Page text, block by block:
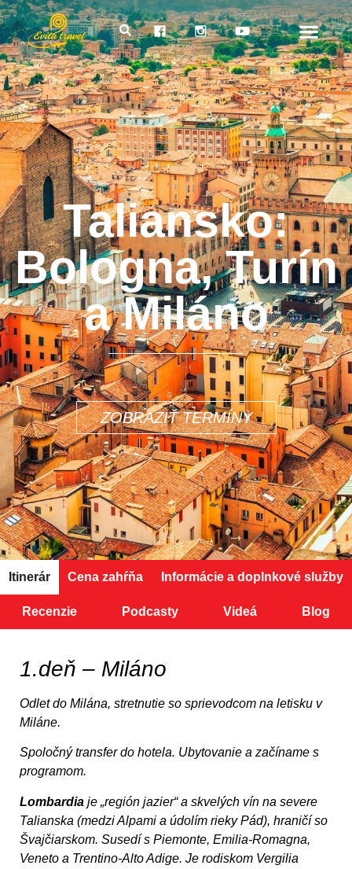
Taliansko:
Bologna, Turín
a Miláno
ZOBRAZIŤ TERMÍNY
Itinerár Cena zahŕňa Informácie a doplnkové služby
Recenzie Podcasty Videá Blog
1.deň – Miláno
Odlet do Milána, stretnutie so sprievodcom na letisku v
Miláne.
Spoločný transfer do hotela. Ubytovanie a začíname s
programom.
Lombardia je „región jazier“ a skvelých vín na severe
Talianska (medzi Alpami a údolím rieky Pád), hraničí so
Švajčiarskom. Susedí s Piemonte, Emilia-Romagna,
Veneto a Trentino-Alto Adige. Je rodiskom Vergilia